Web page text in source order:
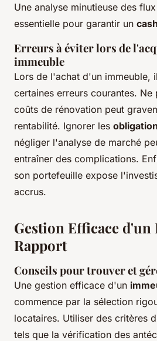
Une analyse minutieuse des
essentielle pour garantir un
Erreurs à éviter lors de
immeuble
Lors de l'achat d'un immeuble,
certaines erreurs courantes. Ne
coûts de rénovation peut
rentabilité. Ignorer les
négliger l'analyse de marché
entraîner des complications.
son portefeuille expose
accrus.
Gestion Efficace d'un
Rapport
Conseils pour trouver et
Une gestion efficace d'un
commence par la sélection
locataires. Utiliser des critères
tels que la vérification des